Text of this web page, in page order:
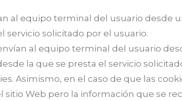
al equipo terminal del usuario desde
servicio solicitado por el usuario.
al equipo terminal del usuario
la que se presta el servicio
Asimismo, en el caso de que las
Web pero la información que se